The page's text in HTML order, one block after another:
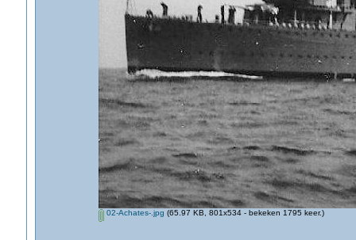
02-Achates-.jpg (65.97 KB, 801x534 - bekeken 1795 keer.)